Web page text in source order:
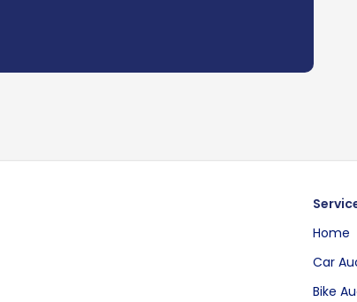
Home
Car
Bike